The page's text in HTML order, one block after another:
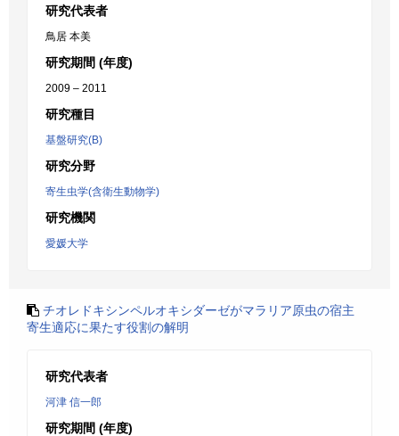
研究代表者
鳥居 本美
研究期間 (年度)
2009 – 2011
研究種目
基盤研究(B)
研究分野
寄生虫学(含衛生動物学)
研究機関
愛媛大学
チオレドキシンペルオキシダーゼがマラリア原虫の宿主
寄生適応に果たす役割の解明
研究代表者
河津 信一郎
研究期間 (年度)